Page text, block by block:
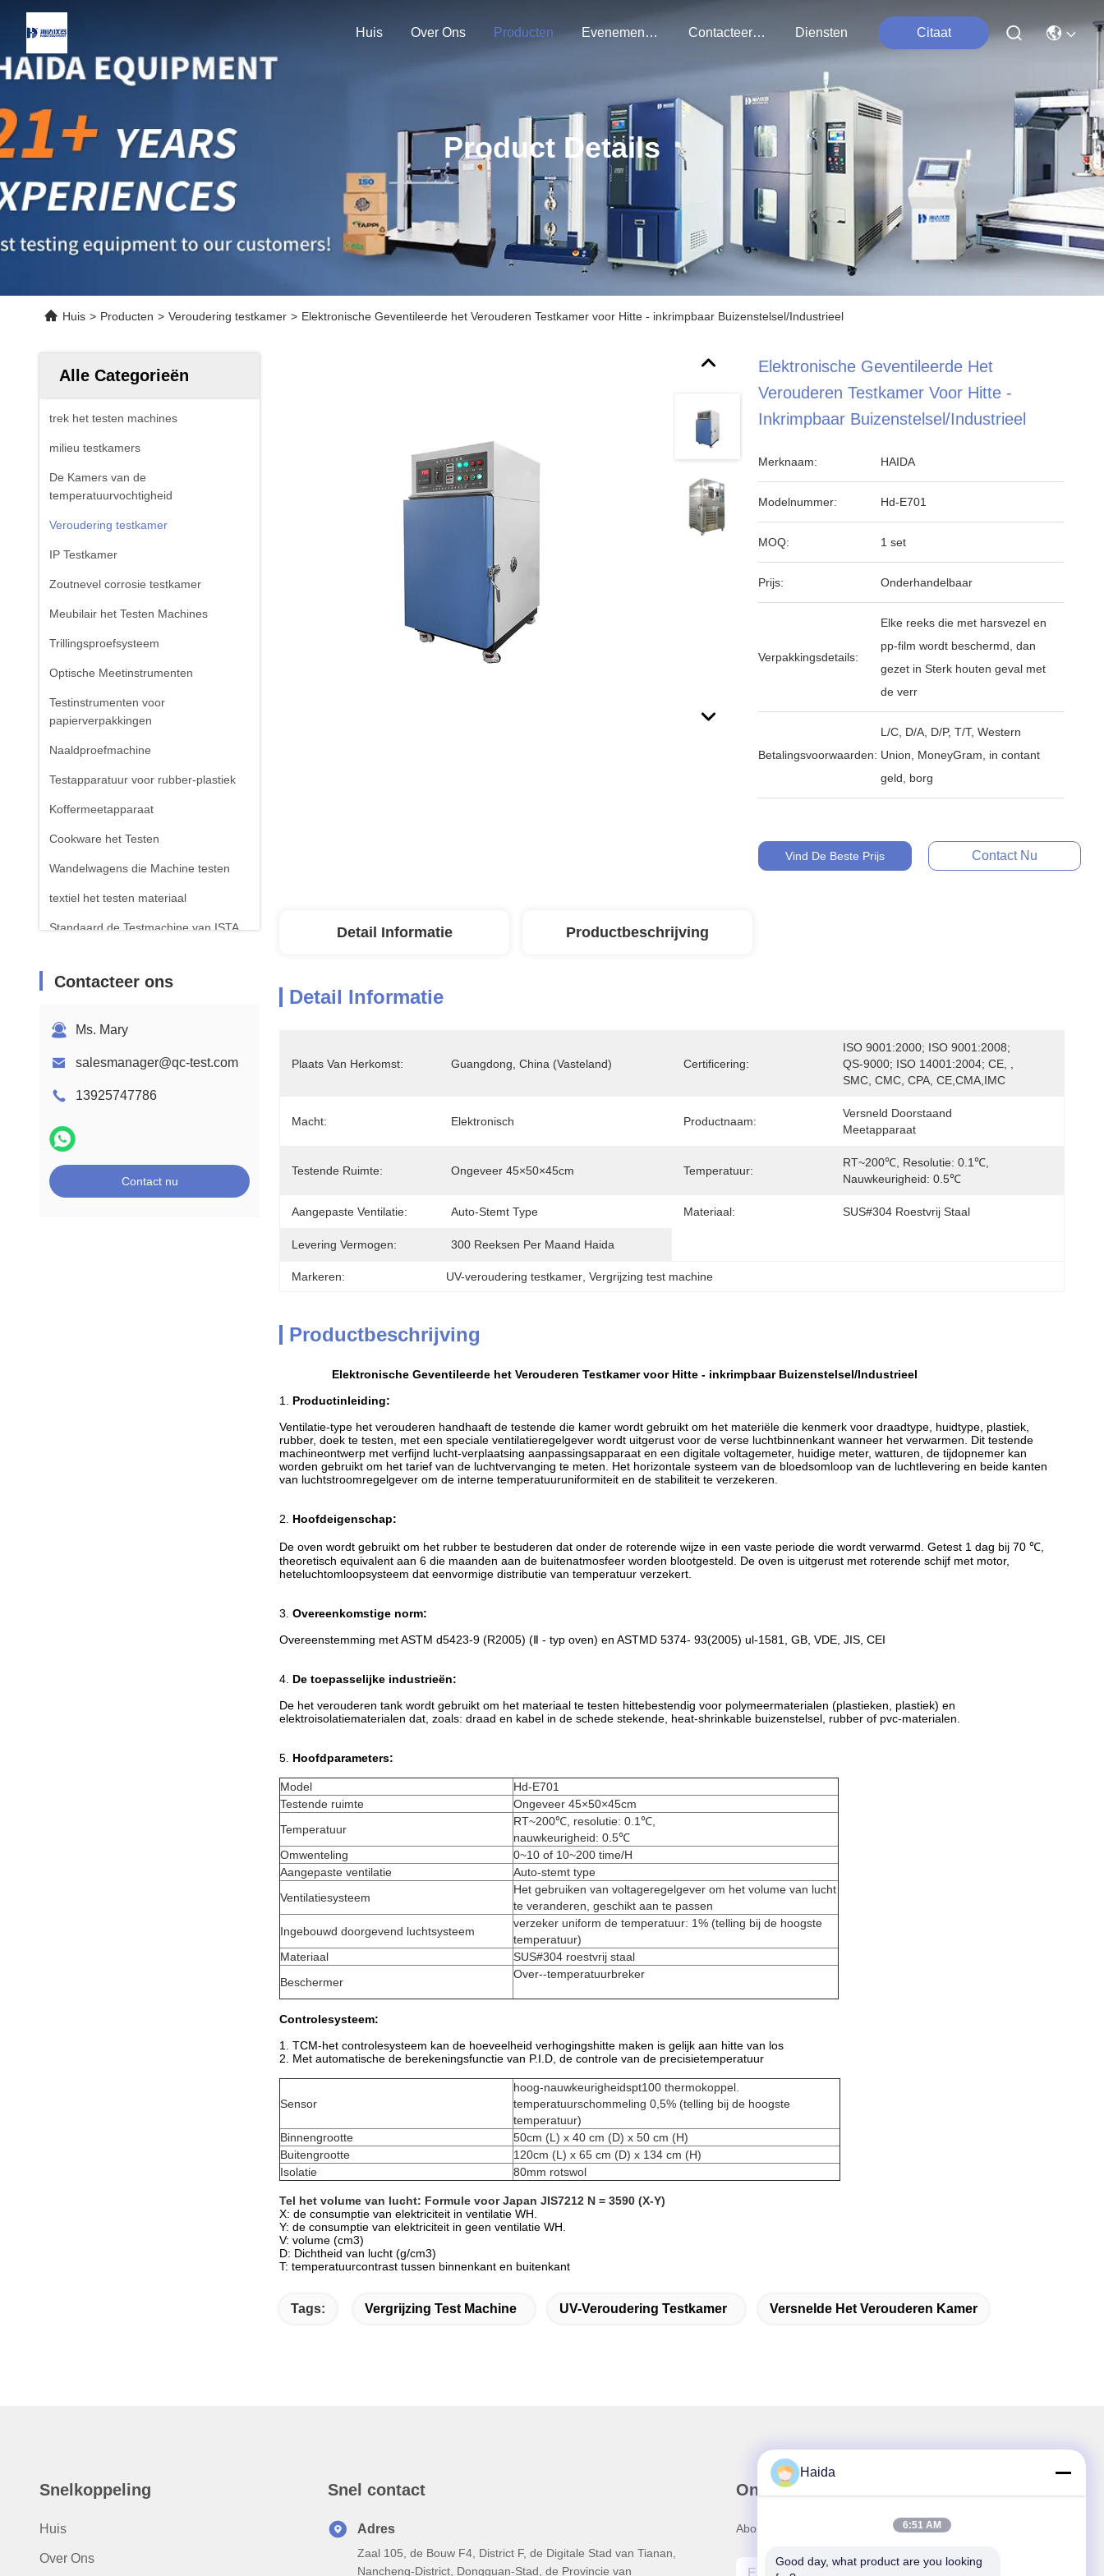
Huis Over Ons Producten Evenementen Contacteer Ons Diensten Citaat
Product Details
Huis > Producten > Veroudering testkamer > Elektronische Geventileerde het Verouderen Testkamer voor Hitte - inkrimpbaar Buizenstelsel/Industrieel
Alle Categorieën
trek het testen machines
milieu testkamers
De Kamers van de
temperatuurvochtigheid
Veroudering testkamer
IP Testkamer
Zoutnevel corrosie testkamer
Meubilair het Testen Machines
Trillingsproefsysteem
Optische Meetinstrumenten
Testinstrumenten voor
papierverpakkingen
Naaldproefmachine
Testapparatuur voor rubber-plastiek
Koffermeetapparaat
Cookware het Testen
Wandelwagens die Machine testen
textiel het testen materiaal
Standaard de Testmachine van ISTA
Chemische analysemachine
ontvlambaarheid
Contacteer ons
Ms. Mary
salesmanager@qc-test.com
13925747786
Contact nu
Elektronische Geventileerde Het
Verouderen Testkamer Voor Hitte -
Inkrimpbaar Buizenstelsel/Industrieel
Merknaam: HAIDA
Modelnummer: Hd-E701
MOQ: 1 set
Prijs: Onderhandelbaar
Verpakkingsdetails:
Elke reeks die met harsvezel en
pp-film wordt beschermd, dan
gezet in Sterk houten geval met
de verr
Betalingsvoorwaarden:
L/C, D/A, D/P, T/T, Western
Union, MoneyGram, in contant
geld, borg
Vind De Beste Prijs Contact Nu
Detail Informatie Productbeschrijving
Detail Informatie
Plaats Van Herkomst: Guangdong, China (vasteland) Certificering:
ISO 9001:2000; ISO 9001:2008;
QS-9000; ISO 14001:2004; CE, ,
SMC, CMC, CPA, CE,CMA,IMC
Macht: Elektronisch Productnaam:
Versneld Doorstaand
Meetapparaat
Testende Ruimte: Ongeveer 45×50×45cm Temperatuur:
RT~200℃, Resolutie: 0.1℃,
Nauwkeurigheid: 0.5℃
Aangepaste Ventilatie: Auto-Stemt Type Materiaal: SUS#304 Roestvrij Staal
Levering Vermogen: 300 Reeksen Per Maand Haida
Markeren: UV-veroudering testkamer , Vergrijzing test machine
Productbeschrijving
Elektronische Geventileerde het Verouderen Testkamer voor Hitte - inkrimpbaar Buizenstelsel/Industrieel
1. Productinleiding:
Ventilatie-type het verouderen handhaaft de testende die kamer wordt gebruikt om het materiële die kenmerk voor draadtype, huidtype, plastiek,
rubber, doek te testen, met een speciale ventilatieregelgever wordt uitgerust voor de verse luchtbinnenkant wanneer het verwarmen. Dit testende
machineontwerp met verfijnd lucht-verplaatsing aanpassingsapparaat en een digitale voltagemeter, huidige meter, watturen, de tijdopnemer kan
worden gebruikt om het tarief van de luchtvervanging te meten. Het horizontale systeem van de bloedsomloop van de luchtlevering en beide kanten
van luchtstroomregelgever om de interne temperatuuruniformiteit en de stabiliteit te verzekeren.
2. Hoofdeigenschap:
De oven wordt gebruikt om het rubber te bestuderen dat onder de roterende wijze in een vaste periode die wordt verwarmd. Getest 1 dag bij 70 ℃,
theoretisch equivalent aan 6 die maanden aan de buitenatmosfeer worden blootgesteld. De oven is uitgerust met roterende schijf met motor,
heteluchtomloopsysteem dat eenvormige distributie van temperatuur verzekert.
3. Overeenkomstige norm:
Overeenstemming met ASTM d5423-9 (R2005) (Ⅱ - typ oven) en ASTMD 5374- 93(2005) ul-1581, GB, VDE, JIS, CEI
4. De toepasselijke industrieën:
De het verouderen tank wordt gebruikt om het materiaal te testen hittebestendig voor polymeermaterialen (plastieken, plastiek) en
elektroisolatiematerialen dat, zoals: draad en kabel in de schede stekende, heat-shrinkable buizenstelsel, rubber of pvc-materialen.
5. Hoofdparameters:
Model
Hd-E701
Testende ruimte
Ongeveer 45×50×45cm
Temperatuur
RT~200℃, resolutie: 0.1℃,
nauwkeurigheid: 0.5℃
Omwenteling
0~10 of 10~200 time/H
Aangepaste ventilatie
Auto-stemt type
Ventilatiesysteem
Het gebruiken van voltageregelgever om het volume van lucht
te veranderen, geschikt aan te passen
Ingebouwd doorgevend luchtsysteem
verzeker uniform de temperatuur: 1% (telling bij de hoogste
temperatuur)
Materiaal
SUS#304 roestvrij staal
Beschermer
Over--temperatuurbreker
Controlesysteem:
1. TCM-het controlesysteem kan de hoeveelheid verhogingshitte maken is gelijk aan hitte van los
2. Met automatische de berekeningsfunctie van P.I.D, de controle van de precisietemperatuur
Sensor
hoog-nauwkeurigheidspt100 thermokoppel.
temperatuurschommeling 0,5% (telling bij de hoogste
temperatuur)
Binnengrootte
50cm (L) x 40 cm (D) x 50 cm (H)
Buitengrootte
120cm (L) x 65 cm (D) x 134 cm (H)
Isolatie
80mm rotswol
Tel het volume van lucht: Formule voor Japan JIS7212 N = 3590 (X-Y)
X: de consumptie van elektriciteit in ventilatie WH.
Y: de consumptie van elektriciteit in geen ventilatie WH.
V: volume (cm3)
D: Dichtheid van lucht (g/cm3)
T: temperatuurcontrast tussen binnenkant en buitenkant
Tags: Vergrijzing Test Machine UV-Veroudering Testkamer Versnelde Het Verouderen Kamer
Snelkoppeling
Huis
Over Ons
Snel contact
Adres
Zaal 105, de Bouw F4, District F, de Digitale Stad van Tianan,
Nancheng-District, Dongguan-Stad, de Provincie van
Onze Nieuwsbrief
Abonneer u op onze nieuwsbrief voor kortingen en meer.
Haida
6:51 AM
Good day, what product are you looking